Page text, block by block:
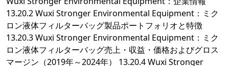
13.20.2 Wuxi Stronger Environmental Equipment：ミク
ロン液体フィルターバッグ製品ポートフォリオと特徴
13.20.3 Wuxi Stronger Environmental Equipment：ミク
ロン液体フィルターバッグ売上・収益・価格およびグロス
マージン（2019年～2024年） 13.20.4 Wuxi Stronger